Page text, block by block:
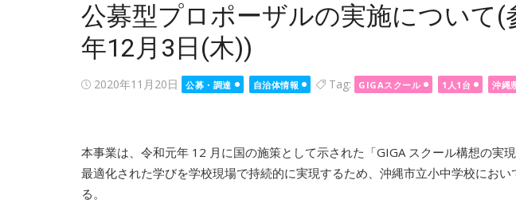
公募型プロポーザルの実施について(
年12月3日(木))
Posted
2020年11月20日 公募・調達 自治体情報 Tag: GIGAスクール 1人1台 沖縄
本事業は、令和元年 12 月に国の施策として示された「GIGA スクール構想の実
最適化された学びを学校現場で持続的に実現するため、沖縄市立小中学校にお
る。